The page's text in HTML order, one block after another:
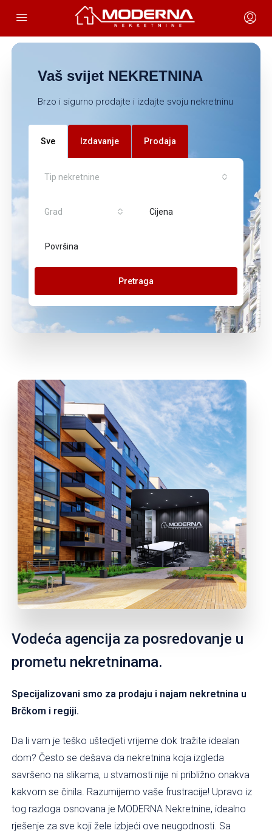
Vaš svijet NEKRETNINA
Brzo i sigurno prodajte i izdajte svoju nekretninu
Sve Izdavanje Prodaja
Tip nekretnine
Grad
Pretraga
Vodeća agencija za posredovanje u
prometu nekretninama.
Specijalizovani smo za prodaju i najam nekretnina u
Brčkom i regiji.
Da li vam je teško uštedjeti vrijeme dok tražite idealan
dom? Često se dešava da nekretnina koja izgleda
savršeno na slikama, u stvarnosti nije ni približno onakva
kakvom se činila. Razumijemo vaše frustracije! Upravo iz
tog razloga osnovana je MODERNA Nekretnine, idealno
rješenje za sve koji žele izbjeći ove neugodnosti. Sa